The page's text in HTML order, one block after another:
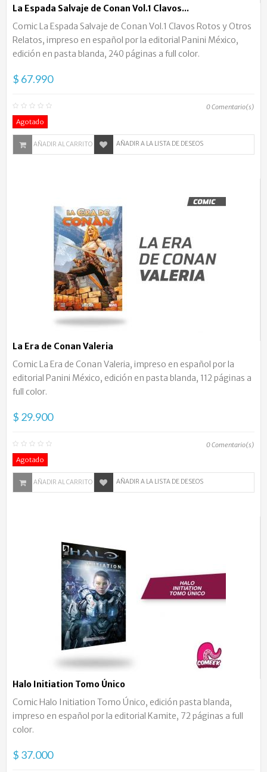
La Espada Salvaje de Conan Vol.1 Clavos...
Comic La Espada Salvaje de Conan Vol.1 Clavos Rotos y Otros
Relatos, impreso en español por la editorial Panini México,
edición en pasta blanda, 240 páginas a full color.
$ 67.990
0Comentario(s)
Agotado
AÑADIR AL CARRITO AÑADIR A LA LISTA DE DESEOS
La Era de Conan Valeria
Comic La Era de Conan Valeria, impreso en español por la
editorial Panini México, edición en pasta blanda, 112 páginas a
full color.
$ 29.900
0Comentario(s)
Agotado
AÑADIR AL CARRITO AÑADIR A LA LISTA DE DESEOS
Halo Initiation Tomo Único
Comic Halo Initiation Tomo Único, edición pasta blanda,
impreso en español por la editorial Kamite, 72 páginas a full
color.
$ 37.000